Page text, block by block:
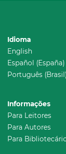
Idioma
English
Español (España)
Português (Brasil)
Informações
Para Leitores
Para Autores
Para